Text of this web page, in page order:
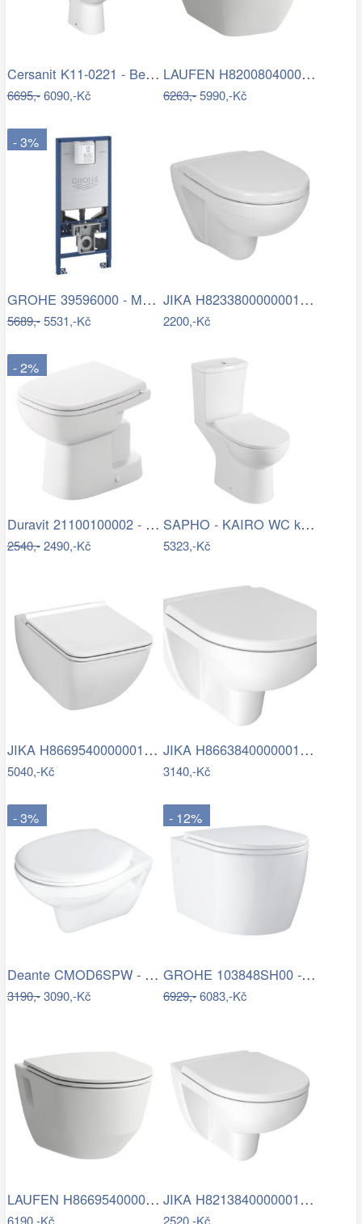
Cersanit K11-0221 - Bezbariérové…
6695,-6090,-Kč
LAUFEN H8200804000001 - Závěsné WC LUA…
6263,-5990,-Kč
- 3%
GROHE 39596000 - Modul pro WC RAPID SLX…
5689,-5531,-Kč
JIKA H8233800000001 - Závěsné WC LYRA…
2200,-Kč
- 2%
Duravit 21100100002 - Stojící WC D-CODE…
2540,-2490,-Kč
SAPHO - KAIRO WC kombi, zadní odpad,…
5323,-Kč
JIKA H8669540000001 - Závěsné WC PURE +…
5040,-Kč
JIKA H8663840000001 - Závěsné WC LYRA +…
3140,-Kč
- 3%
Deante CMOD6SPW - Závěsné WC s prkénkem…
3190,-3090,-Kč
- 12%
GROHE 103848SH00 - Závěsné WC START…
6929,-6083,-Kč
LAUFEN H8669540000001 - Závěsné WC PRO … JIKA H8213840000001 - Závěsné WC LYRA…